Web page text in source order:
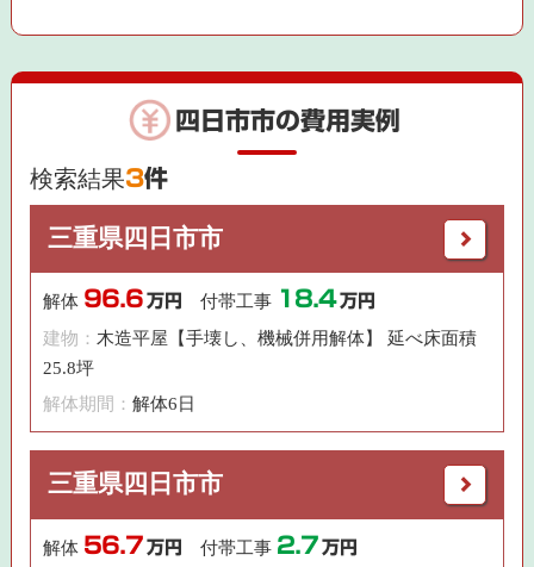
四日市市の費用実例
検索結果3件
三重県四日市市
解体 96.6 万円 付帯工事 18.4 万円
建物：木造平屋【手壊し、機械併用解体】 延べ床面積
25.8坪
解体期間：解体6日
三重県四日市市
解体 56.7 万円 付帯工事 2.7 万円